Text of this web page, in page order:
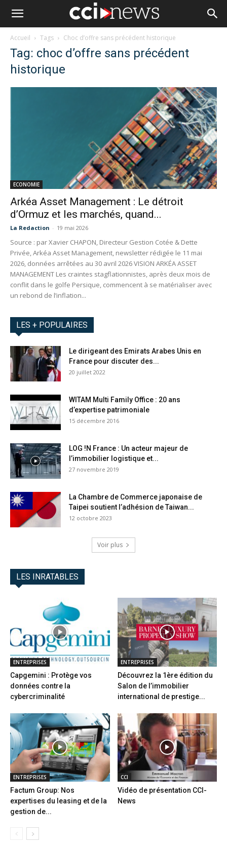
Accueil Tags Choc d’offre sans précédent historique
Tag: choc d’offre sans précédent
historique
ECONOMIE
Arkéa Asset Management : Le détroit
d’Ormuz et les marchés, quand...
La Redaction - 19 mai 2026
Source : par Xavier CHAPON, Directeur Gestion Cotée & Dette
Privée, Arkéa Asset Management, newsletter rédigée le 11 mai
2026, données arrêtées au 30 avril 2026 VISION ARKÉA ASSET
MANAGEMENT Les craintes stagflationnistes, après deux mois de
conflit dans le golfe Persique, commencent à se matérialiser avec
un rebond de l’inflation...
LES + POPULAIRES
Le dirigeant des Emirats Arabes Unis en
France pour discuter des...
20 juillet 2022
WITAM Multi Family Office : 20 ans
d’expertise patrimoniale
15 décembre 2016
LOG !N France : Un acteur majeur de
l’immobilier logistique et...
27 novembre 2019
La Chambre de Commerce japonaise de
Taipei soutient l’adhésion de Taiwan...
12 octobre 2023
Voir plus
LES INRATABLES
ENTREPRISES
Capgemini : Protège vos
données contre la
cybercriminalité
ENTREPRISES
Découvrez la 1ère édition du
Salon de l’immobilier
international de prestige...
ENTREPRISES
Factum Group: Nos
expertises du leasing et de la
gestion de...
CCI
Vidéo de présentation CCI-
News